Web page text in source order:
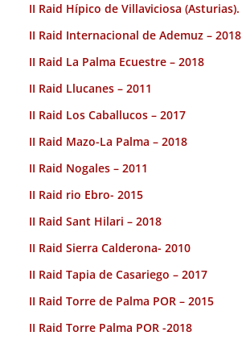
II Raid Hípico de Villaviciosa (Asturias).
II Raid Internacional de Ademuz – 2018
II Raid La Palma Ecuestre – 2018
II Raid Llucanes – 2011
II Raid Los Caballucos – 2017
II Raid Mazo-La Palma – 2018
II Raid Nogales – 2011
II Raid rio Ebro- 2015
II Raid Sant Hilari – 2018
II Raid Sierra Calderona- 2010
II Raid Tapia de Casariego – 2017
II Raid Torre de Palma POR – 2015
II Raid Torre Palma POR -2018